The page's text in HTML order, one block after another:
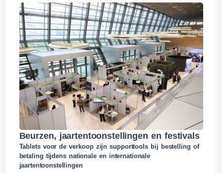
Beurzen, jaartentoonstellingen en festivals
Tablets voor de verkoop zijn supporttools bij bestelling of
betaling tijdens nationale en internationale
jaartentoonstellingen